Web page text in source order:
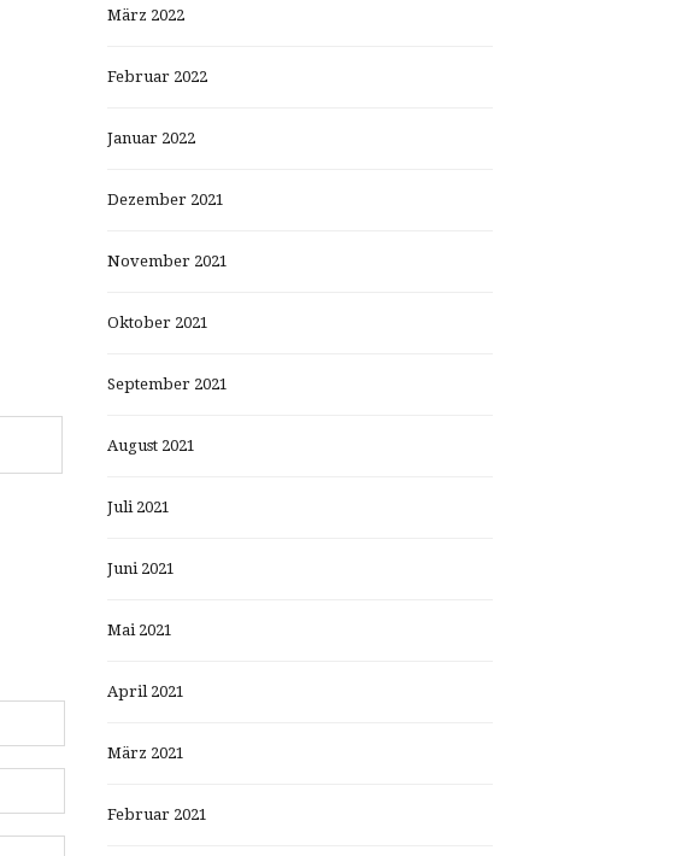
März 2022
Februar 2022
Januar 2022
Dezember 2021
November 2021
Oktober 2021
September 2021
August 2021
Juli 2021
Juni 2021
Mai 2021
April 2021
März 2021
Februar 2021